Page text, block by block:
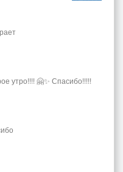
утро!!!! 🤗✨ Спасибо!!!!!